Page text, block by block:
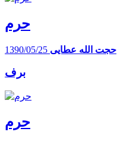
حرم
حجت الله عطایی 1390/05/25
برف
حرم